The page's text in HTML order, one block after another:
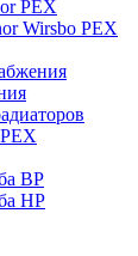
PEX
Wirsbo PEX
ВР
НР